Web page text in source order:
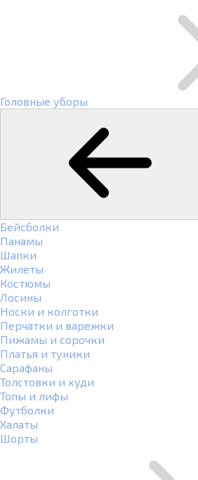
Головные уборы
Бейсболки
Панамы
Шапки
Жилеты
Костюмы
Лосины
Носки и колготки
Перчатки и варежки
Пижамы и сорочки
Платья и туники
Сарафаны
Толстовки и худи
Топы и лифы
Футболки
Халаты
Шорты